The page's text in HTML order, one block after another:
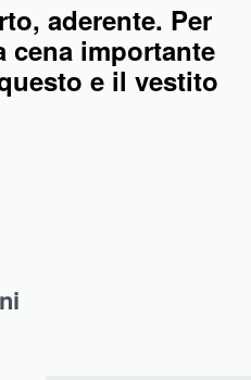
aderente. Per
cena importante
e il vestito